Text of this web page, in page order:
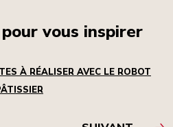
vous inspirer
À RÉALISER AVEC LE ROBOT